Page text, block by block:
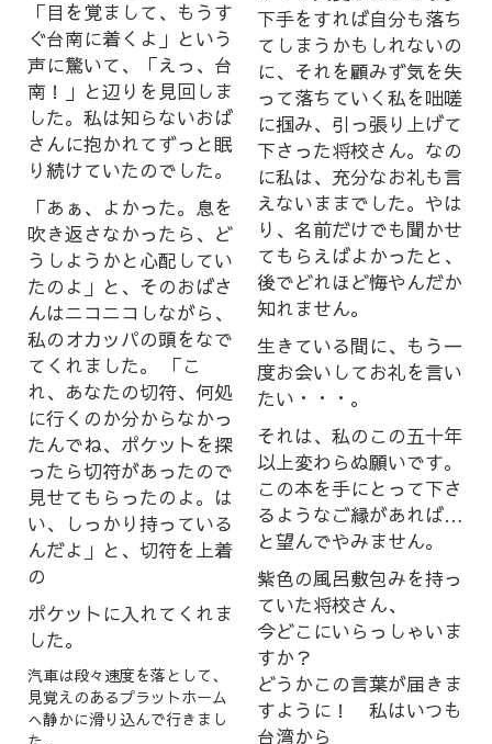
「目を覚まして、もうす
ぐ台南に着くよ」という
声に驚いて、「えっ、台
南！」と辺りを見回しま
した。私は知らないおば
さんに抱かれてずっと眠
り続けていたのでした。
「あぁ、よかった。息を
吹き返さなかったら、ど
うしようかと心配してい
たのよ」と、そのおばさ
んはニコニコしながら、
私のオカッパの頭をなで
てくれました。 「こ
れ、あなたの切符、何処
に行くのか分からなかっ
たんでね、ポケットを探
ったら切符があったので
見せてもらったのよ。は
い、しっかり持っている
んだよ」と、切符を上着
の
ポケットに入れてくれま
した。
汽車は段々速度を落として、
見覚えのあるプラットホーム
へ静かに滑り込んで行きまし
下手をすれば自分も落ち
てしまうかもしれないの
に、それを顧みず気を失
って落ちていく私を咄嗟
に掴み、引っ張り上げて
下さった将校さん。なの
に私は、充分なお礼も言
えないままでした。やは
り、名前だけでも聞かせ
てもらえばよかったと、
後でどれほど悔やんだか
知れません。
生きている間に、もう一
度お会いしてお礼を言い
たい・・・。
それは、私のこの五十年
以上変わらぬ願いです。
この本を手にとって下さ
るようなご縁があれば…
と望んでやみません。
紫色の風呂敷包みを持っ
ていた将校さん、
今どこにいらっしゃいま
すか？
どうかこの言葉が届きま
すように！ 私はいつも
台湾から